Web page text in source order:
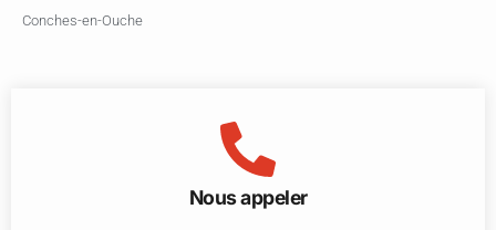
Conches-en-Ouche
Nous appeler